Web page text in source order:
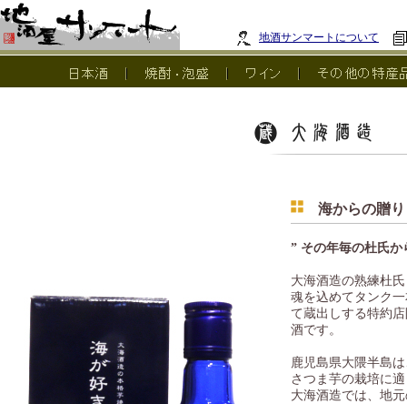
地酒サンマートについて
海からの贈
” その年毎の杜氏
大海酒造の熟練杜
魂を込めてタンク
て蔵出しする特約
酒です。
鹿児島県大隈半島
さつま芋の栽培に
大海酒造では、地